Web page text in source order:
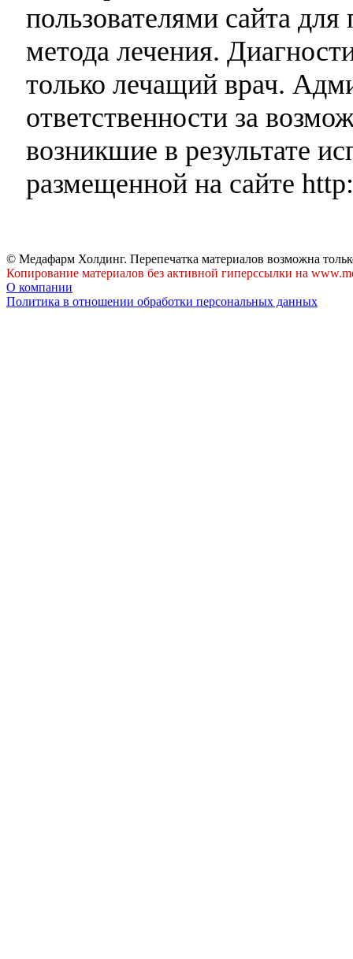
пользователями сайта
метода лечения.
только лечащий врач.
ответственности за
возникшие в результате
размещенной на сайте
© Медафарм Холдинг. Перепечатка материалов возможна
Копирование материалов без активной гиперссылки на
О компании
Политика в отношении обработки персональных данных